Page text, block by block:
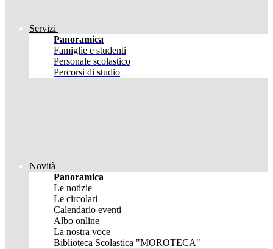
Servizi
Panoramica
Famiglie e studenti
Personale scolastico
Percorsi di studio
Novità
Panoramica
Le notizie
Le circolari
Calendario eventi
Albo online
La nostra voce
Biblioteca Scolastica "MOROTECA"